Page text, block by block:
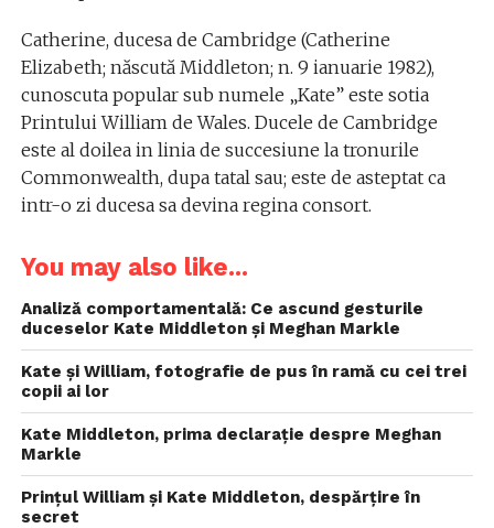
Catherine, ducesa de Cambridge (Catherine
Elizabeth; născută Middleton; n. 9 ianuarie 1982),
cunoscuta popular sub numele „Kate” este sotia
Printului William de Wales. Ducele de Cambridge
este al doilea in linia de succesiune la tronurile
Commonwealth, dupa tatal sau; este de asteptat ca
intr-o zi ducesa sa devina regina consort.
You may also like...
Analiză comportamentală: Ce ascund gesturile
duceselor Kate Middleton și Meghan Markle
Kate și William, fotografie de pus în ramă cu cei trei
copii ai lor
Kate Middleton, prima declarație despre Meghan
Markle
Prințul William și Kate Middleton, despărțire în
secret